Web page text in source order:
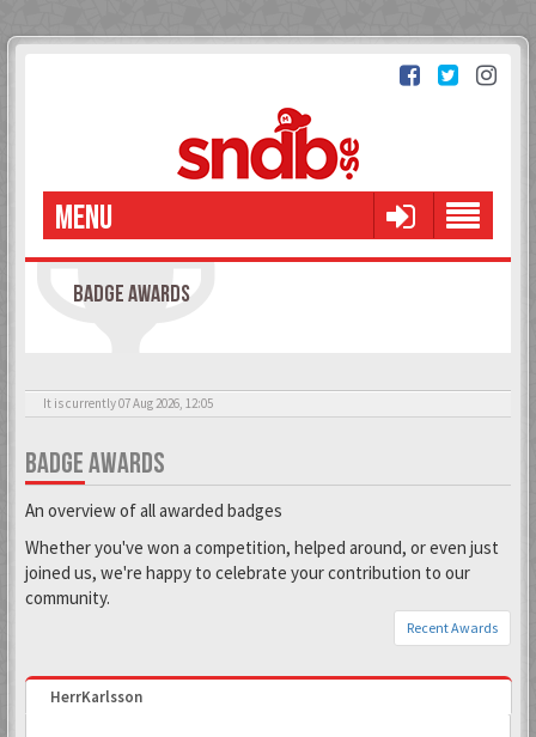
MENU
BADGE AWARDS
It is currently 07 Aug 2026, 12:05
BADGE AWARDS
An overview of all awarded badges
Whether you've won a competition, helped around, or even just
joined us, we're happy to celebrate your contribution to our
community.
Recent Awards
HerrKarlsson